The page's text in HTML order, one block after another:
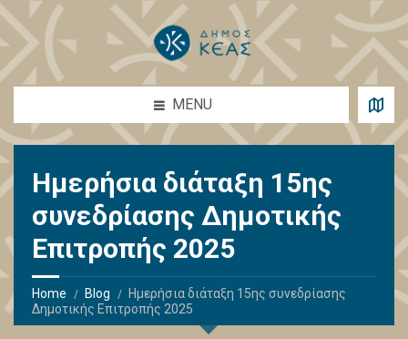
MENU
Ημερήσια διάταξη 15ης
συνεδρίασης Δημοτικής
Επιτροπής 2025
Home Blog
Ημερήσια διάταξη 15ης συνεδρίασης
Δημοτικής Επιτροπής 2025